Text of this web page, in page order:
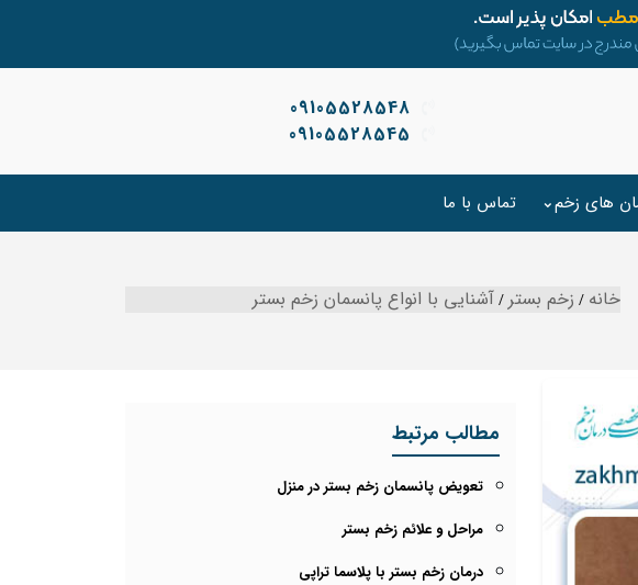
09105528548
09105528545
های زخم تماس با ما
خانه زخم بستر آشنایی با انواع پانسمان زخم بستر
مطالب مرتبط
تعویض پانسمان زخم بستر در منزل
مراحل و علائم زخم بستر
درمان زخم بستر با پلاسما تراپی